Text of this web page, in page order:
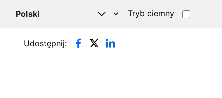
Tryb ciemny
Udostępnij: